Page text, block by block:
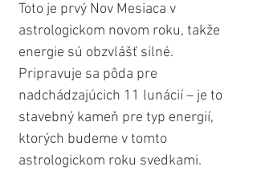
Toto je prvý Nov Mesiaca v
astrologickom novom roku, takže
energie sú obzvlášť silné.
Pripravuje sa pôda pre
nadchádzajúcich 11 lunácií – je to
stavebný kameň pre typ energií,
ktorých budeme v tomto
astrologickom roku svedkami.